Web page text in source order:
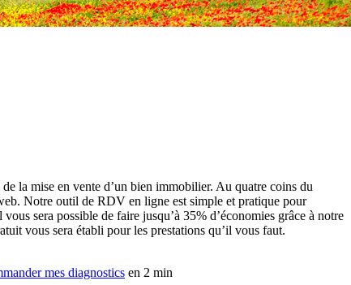
la mise en vente d’un bien immobilier. Au quatre coins du
Notre outil de RDV en ligne est simple et pratique pour
sera possible de faire jusqu’à 35% d’économies grâce à notre
vous sera établi pour les prestations qu’il vous faut.
mes diagnostics en 2 min